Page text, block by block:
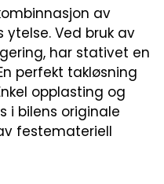
av
ytelse. Ved bruk av
har stativet en
perfekt takløsning
opplasting og
i bilens originale
festemateriell